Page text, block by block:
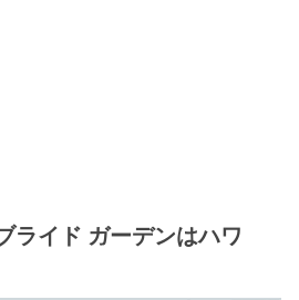
ライド ガーデンはハワ